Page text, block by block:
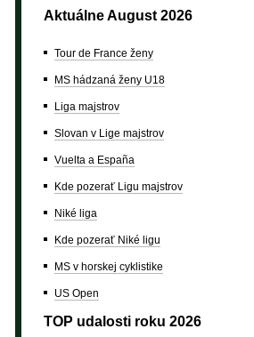
Aktuálne August 2026
Tour de France ženy
MS hádzaná ženy U18
Liga majstrov
Slovan v Lige majstrov
Vuelta a España
Kde pozerať Ligu majstrov
Niké liga
Kde pozerať Niké ligu
MS v horskej cyklistike
US Open
TOP udalosti roku 2026